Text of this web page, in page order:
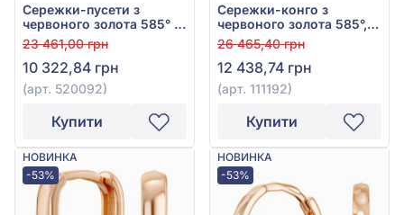
Сережки-пусети з
червоного золота 585° з
перлами, арт. 520092
23 461,00 грн
10 322,84 грн
(арт. 520092)
Купити
Сережки-конго з
червоного золота 585°,
арт. 111192
26 465,40 грн
12 438,74 грн
(арт. 111192)
Купити
НОВИНКА
-53%
НОВИНКА
-53%